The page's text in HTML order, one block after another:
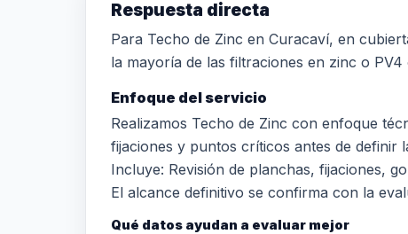
Respuesta directa
Para Techo de Zinc en Curacaví, en
la mayoría de las filtraciones en zinc o
Enfoque del servicio
Realizamos Techo de Zinc con enfoque
fijaciones y puntos críticos antes de definir
Incluye: Revisión de planchas, fijaciones,
El alcance definitivo se confirma con la
Qué datos ayudan a evaluar mejor